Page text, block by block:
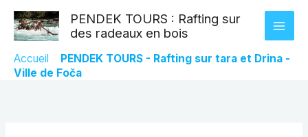
Aller
contenu
PENDEK TOURS : Rafting sur
des radeaux en bois
Accueil
PENDEK TOURS - Rafting sur tara et Drina -
Ville de Foča